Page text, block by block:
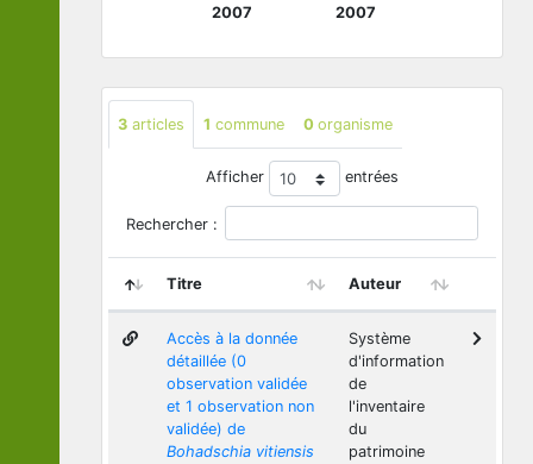
2007 2007
3 articles 1 commune 0 organisme
Afficher entrées
Rechercher :
Titre Auteur
Accès à la donnée
détaillée (0
observation validée
et 1 observation non
validée) de
Bohadschia vitiensis
Système
d'information
de
l'inventaire
du
patrimoine